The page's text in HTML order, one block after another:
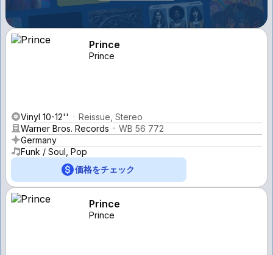
Prince
Prince
Vinyl 10-12''
Reissue, Stereo
Warner Bros. Records
WB 56 772
Germany
Funk / Soul, Pop
価格をチェック
Prince
Prince